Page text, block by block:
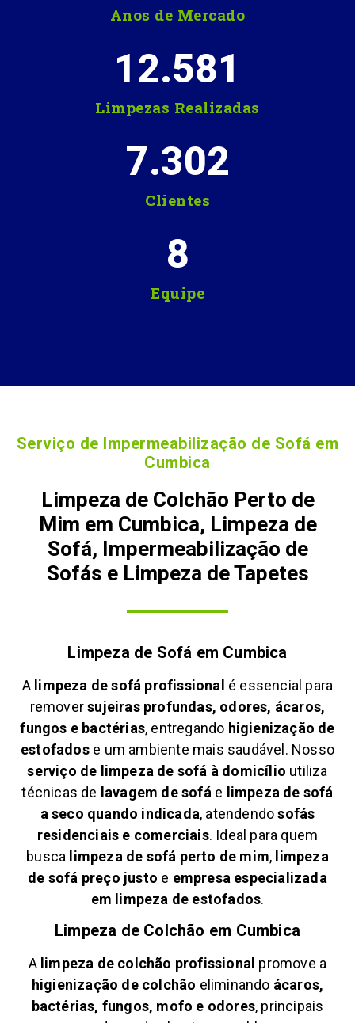
Anos de Mercado
Limpezas Realizadas
12.581
Clientes
7.302
Equipe
8
Serviço de Impermeabilização de Sofá em
Cumbica
Limpeza de Colchão Perto de
Mim em Cumbica, Limpeza de
Sofá, Impermeabilização de
Sofás e Limpeza de Tapetes
Limpeza de Sofá em Cumbica
A limpeza de sofá profissional é essencial para
removersujeiras profundas, odores, ácaros,
fungos e bactérias, entregando higienização de
estofadose um ambiente mais saudável. Nosso
serviço de limpeza de sofá à domicílio utiliza
técnicas de lavagem de sofá e limpeza de sofá
a seco quando indicada, atendendosofás
residenciais e comerciais. Ideal para quem
busca limpeza de sofá perto de mim, limpeza
de sofá preço justo e empresa especializada
em limpeza de estofados.
Limpeza de Colchão em Cumbica
A limpeza de colchão profissional promove a
higienização de colchão eliminando ácaros,
bactérias, fungos, mofo e odores, principais